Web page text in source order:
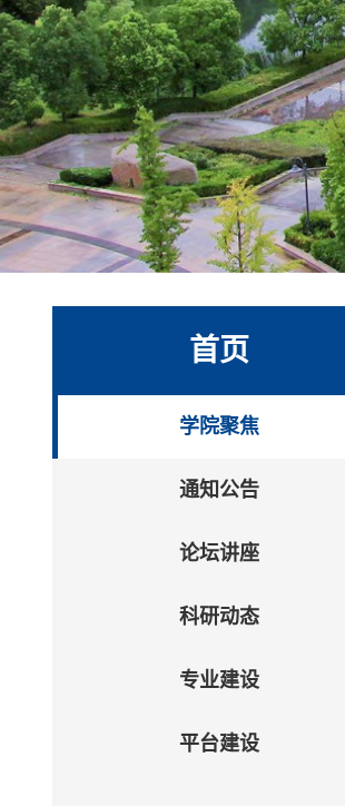
首页
学院聚焦
通知公告
论坛讲座
科研动态
专业建设
平台建设